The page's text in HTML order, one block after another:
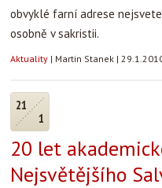
obvyklé farní adrese
osobně v sakristii.
Aktuality | Martin Stanek |
21
1
20 let
Nejsvětějšího